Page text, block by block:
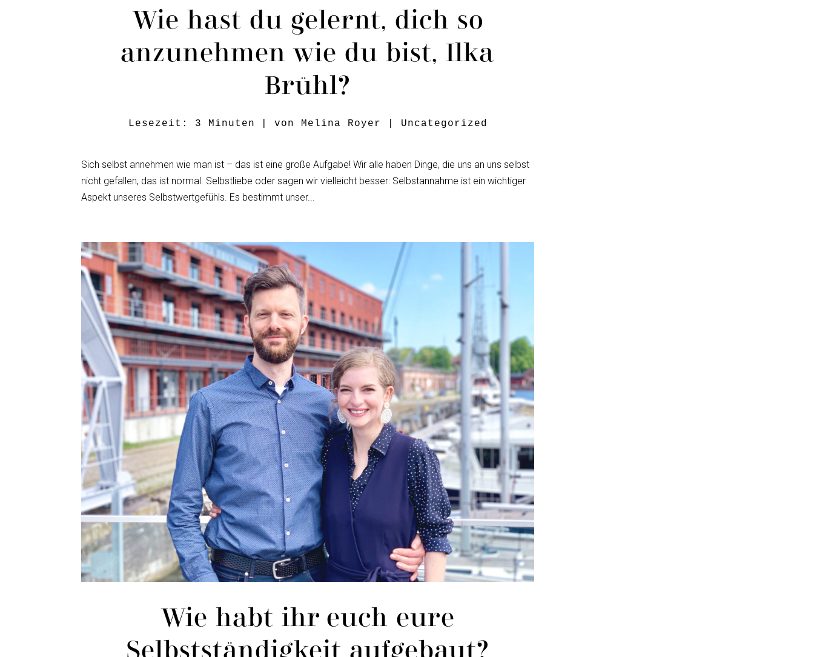
Wie hast du gelernt, dich so
anzunehmen wie du bist, Ilka
Brühl?
Lesezeit: 3 Minuten | von Melina Royer Uncategorized
Sich selbst annehmen wie man ist – das ist eine große Aufgabe! Wir alle haben Dinge, die uns an uns selbst
nicht gefallen, das ist normal. Selbstliebe oder sagen wir vielleicht besser: Selbstannahme ist ein wichtiger
Aspekt unseres Selbstwertgefühls. Es bestimmt unser...
Wie habt ihr euch eure
Selbstständigkeit aufgebaut?